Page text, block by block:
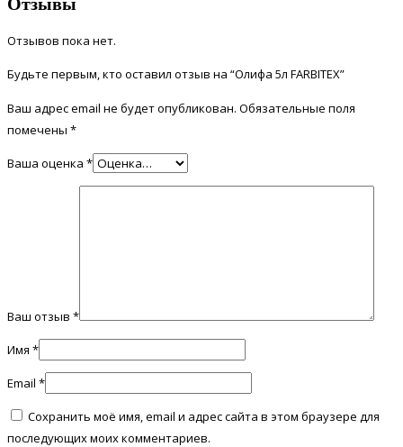
Отзывов пока нет.
Будьте первым, кто оставил отзыв на “Олифа 5л FARBITEX”
Ваш адрес email не будет опубликован. Обязательные поля
помечены *
Ваша оценка *
Ваш отзыв *
Имя *
Email *
Сохранить моё имя, email и адрес сайта в этом браузере для
последующих моих комментариев.